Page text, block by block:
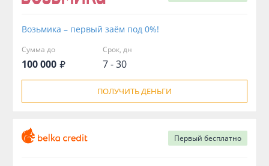
Возьмика – первый заём под 0%!
Сумма до
100 000
Срок, дн
7 - 30
ПОЛУЧИТЬ ДЕНЬГИ
Первый бесплатно